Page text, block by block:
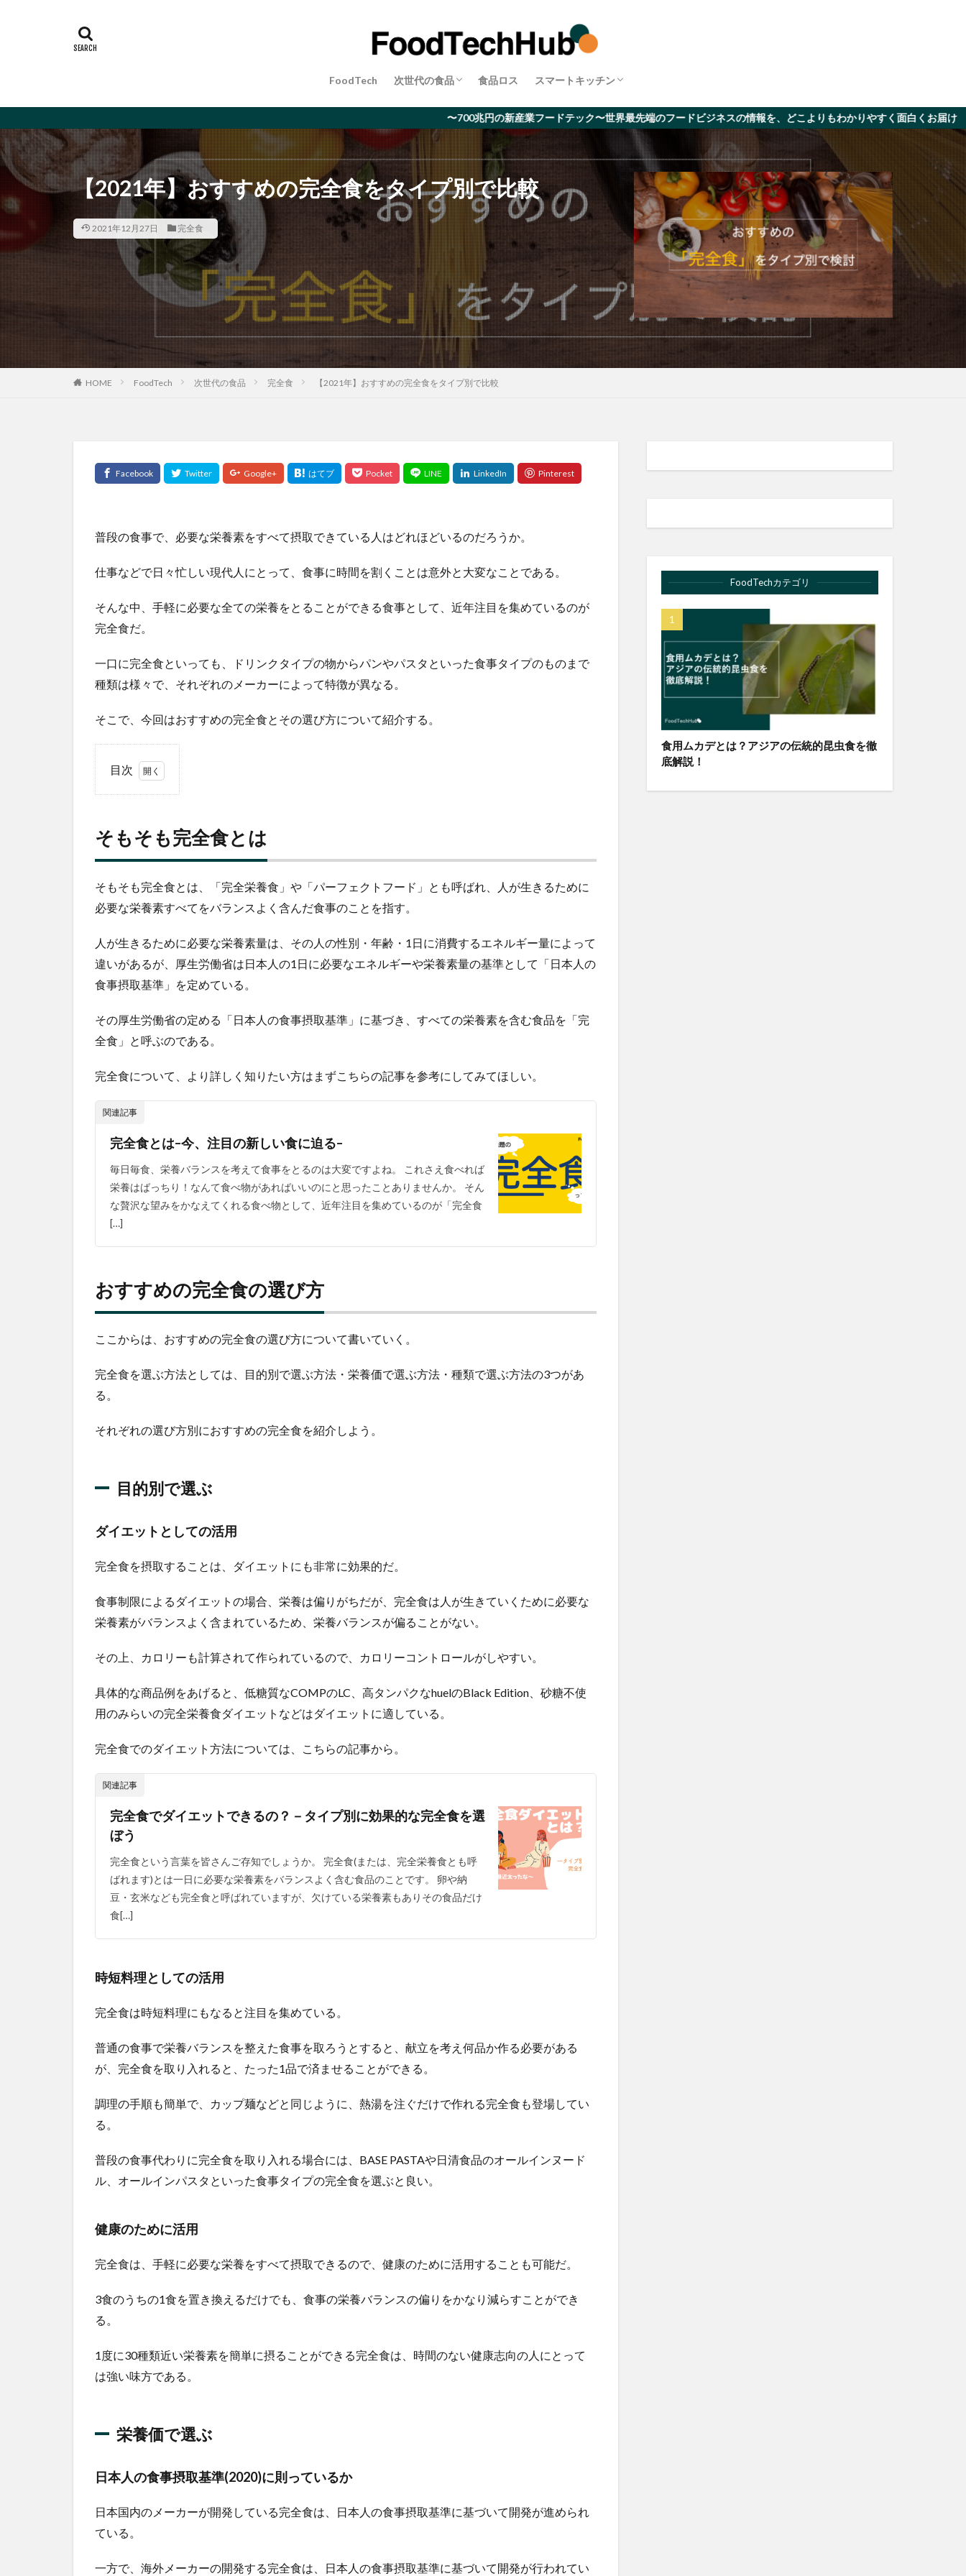
FoodTech 次世代の食品
代替肉
昆虫食
完全食
食品ロス スマートキッチン
店舗DX
〜700兆円の新産業フードテック〜世界最先端のフードビジネスの情報を、どこよりもわかりやすく面白くお届け
【2021年】おすすめの完全食をタイプ別で比較
2021年12月27日 完全食
HOME FoodTech 次世代の食品 完全食 【2021年】おすすめの完全食をタイプ別で比較
普段の食事で、必要な栄養素をすべて摂取できている人はどれほどいるのだろうか。
仕事などで日々忙しい現代人にとって、食事に時間を割くことは意外と大変なことである。
そんな中、手軽に必要な全ての栄養をとることができる食事として、近年注目を集めているのが
完全食だ。
一口に完全食といっても、ドリンクタイプの物からパンやパスタといった食事タイプのものまで
種類は様々で、それぞれのメーカーによって特徴が異なる。
そこで、今回はおすすめの完全食とその選び方について紹介する。
目次
そ
も
全
食
と
2
お
す
め
の
完
食
び
方
目的
別で
選ぶ
ダイエ
しての
活用
時短料
用
健康の
ために
栄養
選ぶ
日本人
摂取基
(2020)
ている
2.2.2
タンパ
量
種類
ぶ
ドリン
クタイ
プ
お
す
の
全
を
3.1
ドリ
プ
COMP
huel
みらい
の完全
栄養食
3.2
プ
3.2.1
BREAD
3.2.2
そもそも完全食とは
そもそも完全食とは、「完全栄養食」や「パーフェクトフード」とも呼ばれ、人が生きるために
必要な栄養素すべてをバランスよく含んだ食事のことを指す。
人が生きるために必要な栄養素量は、その人の性別・年齢・1日に消費するエネルギー量によって
違いがあるが、厚生労働省は日本人の1日に必要なエネルギーや栄養素量の基準として「日本人の
食事摂取基準」を定めている。
その厚生労働省の定める「日本人の食事摂取基準」に基づき、すべての栄養素を含む食品を「完
全食」と呼ぶのである。
完全食について、より詳しく知りたい方はまずこちらの記事を参考にしてみてほしい。
関連記事
完全食とは–今、注目の新しい食に迫る–
毎日毎食、栄養バランスを考えて食事をとるのは大変ですよね。 これさえ食べれば
栄養はばっちり！なんて食べ物があればいいのにと思ったことありませんか。 そん
な贅沢な望みをかなえてくれる食べ物として、近年注目を集めているのが「完全食
[…]
おすすめの完全食の選び方
ここからは、おすすめの完全食の選び方について書いていく。
完全食を選ぶ方法としては、目的別で選ぶ方法・栄養価で選ぶ方法・種類で選ぶ方法の3つがあ
る。
それぞれの選び方別におすすめの完全食を紹介しよう。
目的別で選ぶ
ダイエットとしての活用
完全食を摂取することは、ダイエットにも非常に効果的だ。
食事制限によるダイエットの場合、栄養は偏りがちだが、完全食は人が生きていくために必要な
栄養素がバランスよく含まれているため、栄養バランスが偏ることがない。
その上、カロリーも計算されて作られているので、カロリーコントロールがしやすい。
具体的な商品例をあげると、低糖質なCOMPのLC、高タンパクなhuelのBlack Edition、砂糖不使
用のみらいの完全栄養食ダイエットなどはダイエットに適している。
完全食でのダイエット方法については、こちらの記事から。
関連記事
完全食でダイエットできるの？－タイプ別に効果的な完全食を選
ぼう
完全食という言葉を皆さんご存知でしょうか。 完全食(または、完全栄養食とも呼
ばれます)とは一日に必要な栄養素をバランスよく含む食品のことです。 卵や納
豆・玄米なども完全食と呼ばれていますが、欠けている栄養素もありその食品だけ
食[…]
時短料理としての活用
完全食は時短料理にもなると注目を集めている。
普通の食事で栄養バランスを整えた食事を取ろうとすると、献立を考え何品か作る必要がある
が、完全食を取り入れると、たった1品で済ませることができる。
調理の手順も簡単で、カップ麺などと同じように、熱湯を注ぐだけで作れる完全食も登場してい
る。
普段の食事代わりに完全食を取り入れる場合には、BASE PASTAや日清食品のオールインヌード
ル、オールインパスタといった食事タイプの完全食を選ぶと良い。
健康のために活用
完全食は、手軽に必要な栄養をすべて摂取できるので、健康のために活用することも可能だ。
3食のうちの1食を置き換えるだけでも、食事の栄養バランスの偏りをかなり減らすことができ
る。
1度に30種類近い栄養素を簡単に摂ることができる完全食は、時間のない健康志向の人にとって
は強い味方である。
栄養価で選ぶ
日本人の食事摂取基準(2020)に則っているか
日本国内のメーカーが開発している完全食は、日本人の食事摂取基準に基づいて開発が進められ
ている。
一方で、海外メーカーの開発する完全食は、日本人の食事摂取基準に基づいて開発が行われてい
FoodTechカテゴリ
食用ムカデとは？アジアの伝統的昆虫食を徹
底解説！